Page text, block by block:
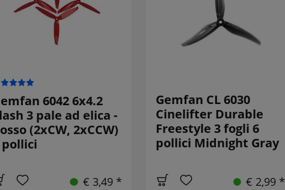
6042 6x4.2
3 pale ad elica -
(2xCW, 2xCCW)
pollici
€ 3,49 *
Gemfan CL 6030
Cinelifter Durable
Freestyle 3 fogli 6
pollici Midnight Gray
€ 2,99 *